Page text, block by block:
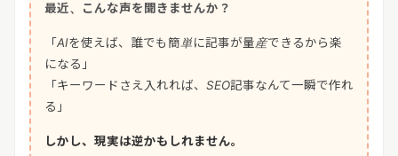
最近、こんな声を聞きませんか？
「AIを使えば、誰でも簡単に記事が量産できるから楽
になる」
「キーワードさえ入れれば、SEO記事なんて一瞬で作れ
る」
しかし、現実は逆かもしれません。